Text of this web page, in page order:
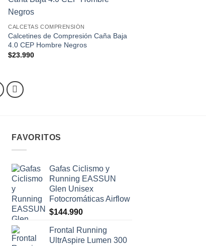
CALCETAS COMPRENSIÓN
Calcetines de Compresión Caña Baja
4.0 CEP Hombre Negros
$23.990
FAVORITOS
Gafas Ciclismo y
Running EASSUN
Glen Unisex
Fotocromáticas Airflow
$144.990
Frontal Running
UltrAspire Lumen 300